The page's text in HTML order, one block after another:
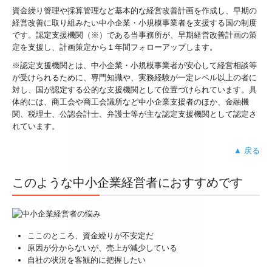
採用メッセージ
スタッフインタビュー
キャリアアップ・教育制度
よくあるご相談
デジタル化・AI導入補助金
補助金・助成金・融資情報
プライバシーポリシー
資金繰り管理や採算管理など基本的な経営改善計画を作成し、早期の
経営改善に取り組みたい中小企業・小規模事業者を支援する国の制度
です。認定支援機関（※）である当事務所が、早期経営改善計画の策
定を支援し、計画策定から１年間フォローアップします。
※認定支援機関とは、中小企業・小規模事業者が安心して経営相談等
が受けられるために、専門知識や、実務経験が一定レベル以上の者に
対し、国が認定する公的な支援機関として位置づけられています。具
体的には、商工会や商工会議所など中小企業支援者のほか、金融機
関、税理士、公認会計士、弁護士等が主な認定支援機関として認定さ
れています。
▲ 戻る
このような中小企業経営者におすすめです
ここのところ、資金繰りが不安定だ
原因が分からないが、売上が減少している
自社の状況を客観的に把握したい